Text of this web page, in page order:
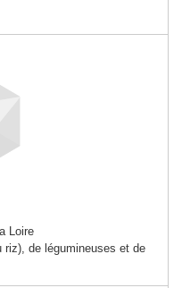
Loire
riz), de légumineuses et de